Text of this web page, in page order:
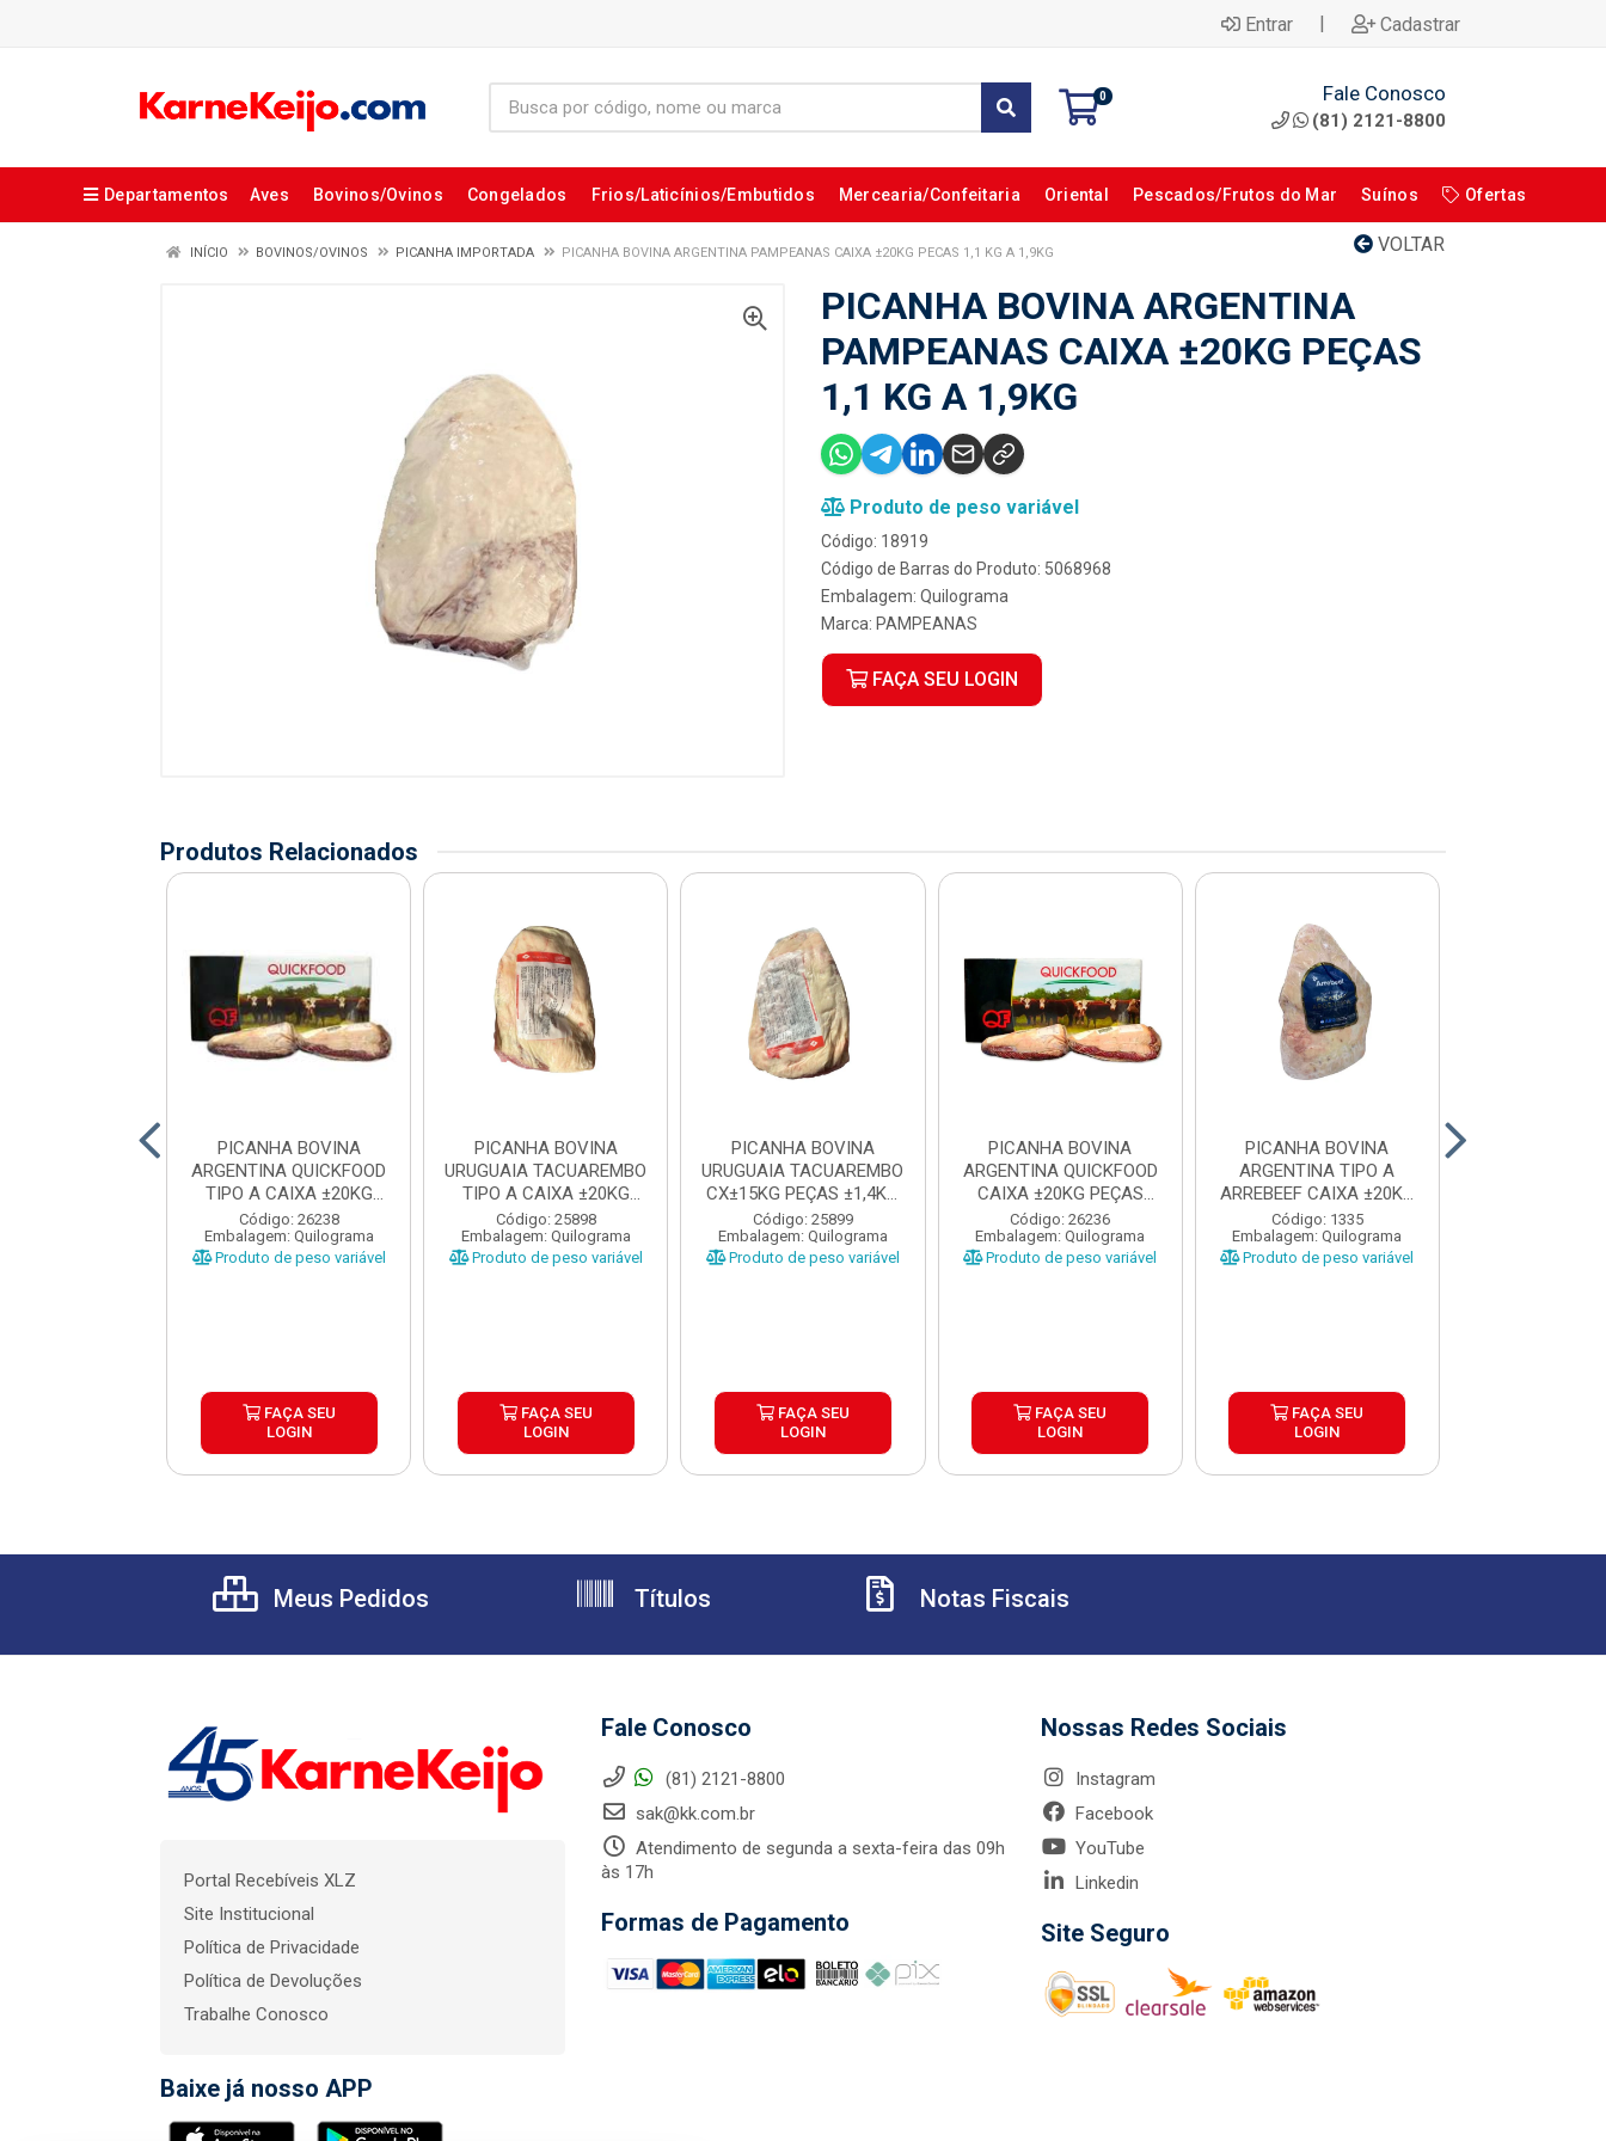
Entrar | Cadastrar
0 Fale Conosco
(81) 2121-8800
Departamentos Aves Bovinos/Ovinos Congelados Frios/Laticínios/Embutidos Mercearia/Confeitaria Oriental Pescados/Frutos do Mar Suínos Ofertas
VOLTAR
INÍCIO BOVINOS/OVINOS PICANHA IMPORTADA PICANHA BOVINA ARGENTINA PAMPEANAS CAIXA ±20KG PECAS 1,1 KG A 1,9KG
PICANHA BOVINA ARGENTINA
PAMPEANAS CAIXA ±20KG PEÇAS
1,1 KG A 1,9KG
Produto de peso variável
Código: 18919
Código de Barras do Produto: 5068968
Embalagem: Quilograma
Marca: PAMPEANAS
FAÇA SEU LOGIN
Produtos Relacionados
PICANHA BOVINA
ARGENTINA QUICKFOOD
TIPO A CAIXA ±20KG
PEÇAS ...
Código: 26238
Embalagem: Quilograma
Produto de peso variável
FAÇA SEU
LOGIN
PICANHA BOVINA
URUGUAIA TACUAREMBO
TIPO A CAIXA ±20KG
PEÇAS ...
Código: 25898
Embalagem: Quilograma
Produto de peso variável
FAÇA SEU
LOGIN
PICANHA BOVINA
URUGUAIA TACUAREMBO
CX±15KG PEÇAS ±1,4KG
UP
Código: 25899
Embalagem: Quilograma
Produto de peso variável
FAÇA SEU
LOGIN
PICANHA BOVINA
ARGENTINA QUICKFOOD
CAIXA ±20KG PEÇAS
1,5KG U...
Código: 26236
Embalagem: Quilograma
Produto de peso variável
FAÇA SEU
LOGIN
PICANHA BOVINA
ARGENTINA TIPO A
ARREBEEF CAIXA ±20KG
PEÇAS 1...
Código: 1335
Embalagem: Quilograma
Produto de peso variável
FAÇA SEU
LOGIN
Meus Pedidos Títulos Notas Fiscais
Portal Recebíveis XLZ
Site Institucional
Política de Privacidade
Política de Devoluções
Trabalhe Conosco
Baixe já nosso APP
Fale Conosco
(81) 2121-8800
sak@kk.com.br
Atendimento de segunda a sexta-feira das 09h
às 17h
Formas de Pagamento
Nossas Redes Sociais
Instagram
Facebook
YouTube
Linkedin
Site Seguro